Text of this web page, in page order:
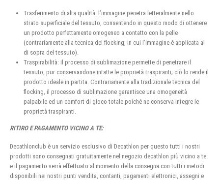
Trasferimento di alta qualità: l’immagine penetra letteralmente nello
strato superficiale del tessuto, consentendo in questo modo di ottenere
un prodotto perfettamente omogeneo a contatto con la pelle
(contrariamente alla tecnica del flocking, in cui l’immagine è applicata al
di sopra del tessuto).
Traspirabilità: il processo di sublimazione permette di penetrare il
tessuto, pur conservandone intatte le proprietà traspiranti; ciò lo rende il
prodotto ideale in partita. Contrariamente alla tradizionale tecnica del
flocking, il processo di sublimazione garantisce una omogeneità
palpabile ed un comfort di gioco totale poiché ne conserva integre le
proprietà traspiranti.
RITIRO E PAGAMENTO VICINO A TE:
Decathlonclub è un servizio esclusivo di Decathlon per questo tutti i nostri
prodotti sono consegnati gratuitamente nel negozio decathlon più vicino a te
e il pagamento verrà effettuato al momento della consegna con tutti i metodi
disponibili nei nostri punti vendita, contanti, pagamenti elettronici, assegni e